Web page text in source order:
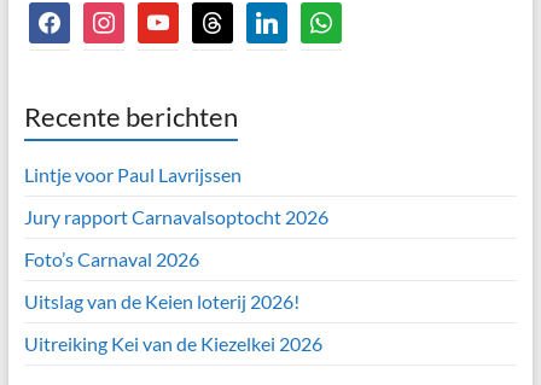
facebookinstagramyoutubethreads linkedinwhatsapp
Recente berichten
Lintje voor Paul Lavrijssen
Jury rapport Carnavalsoptocht 2026
Foto’s Carnaval 2026
Uitslag van de Keien loterij 2026!
Uitreiking Kei van de Kiezelkei 2026